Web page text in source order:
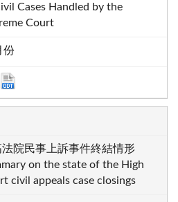
Cases Handled by the
Court
份
院民事上訴事件終結情形
on the state of the High
civil appeals case closings